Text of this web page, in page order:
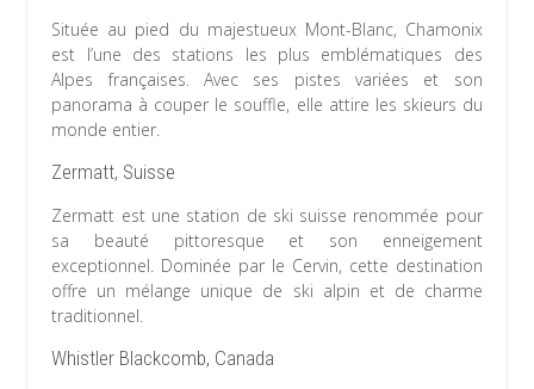
Située au pied du majestueux Mont-Blanc, Chamonix
est l’une des stations les plus emblématiques des
Alpes françaises. Avec ses pistes variées et son
panorama à couper le souffle, elle attire les skieurs du
monde entier.
Zermatt, Suisse
Zermatt est une station de ski suisse renommée pour
sa beauté pittoresque et son enneigement
exceptionnel. Dominée par le Cervin, cette destination
offre un mélange unique de ski alpin et de charme
traditionnel.
Whistler Blackcomb, Canada